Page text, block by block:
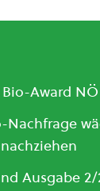
Award
Nachfrage
Ausgabe 2/